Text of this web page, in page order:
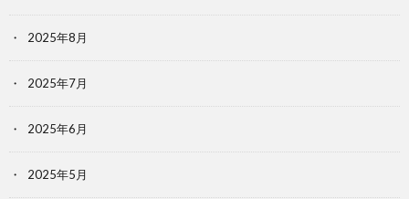
2025年8月
2025年7月
2025年6月
2025年5月